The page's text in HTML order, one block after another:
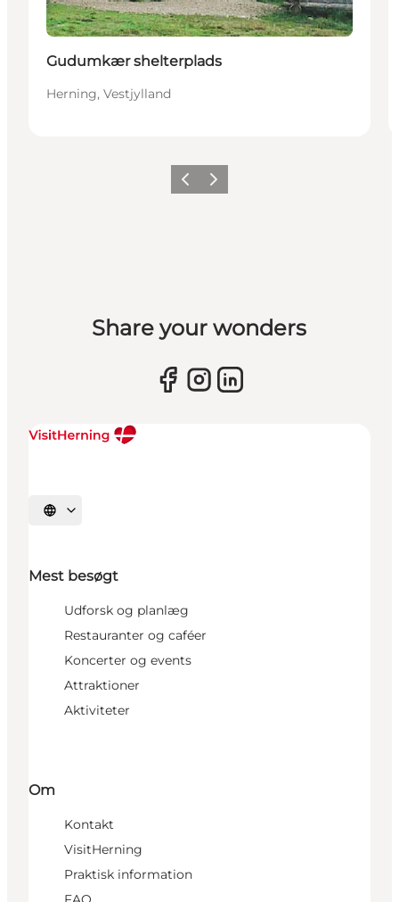
Gudumkær shelterplads
Herning, Vestjylland
Forrige billede
Næste billede
Share your wonders
Vælg sprog
Mest besøgt
Udforsk og planlæg
Restauranter og caféer
Koncerter og events
Attraktioner
Aktiviteter
Om
Kontakt
VisitHerning
Praktisk information